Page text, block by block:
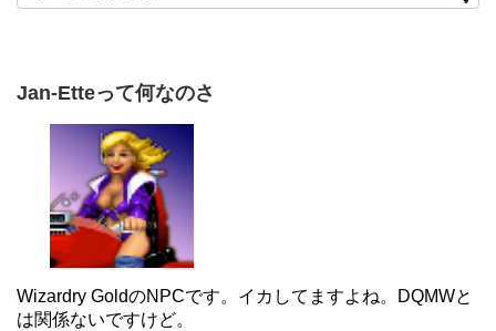
Jan-Etteって何なのさ
Wizardry GoldのNPCです。イカしてますよね。DQMWと
は関係ないですけど。